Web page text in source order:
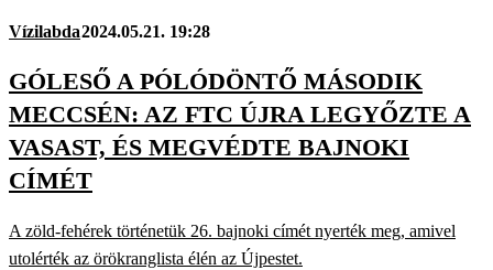
Vízilabda2024.05.21. 19:28
GÓLESŐ A PÓLÓDÖNTŐ MÁSODIK
MECCSÉN: AZ FTC ÚJRA LEGYŐZTE A
VASAST, ÉS MEGVÉDTE BAJNOKI
CÍMÉT
A zöld-fehérek történetük 26. bajnoki címét nyerték meg, amivel
utolérték az örökranglista élén az Újpestet.